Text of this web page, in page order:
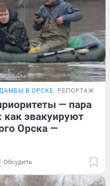
В ОРСКЕ РЕПОРТАЖ
— пара
как эвакуируют
Орска —
Обсудить